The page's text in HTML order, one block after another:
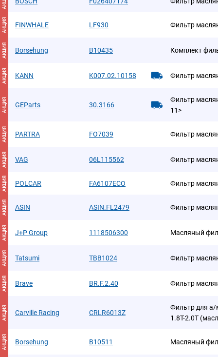
АКЦИЯ FINWHALE LF930 Фильтр
АКЦИЯ Borsehung B10435 Комплект
АКЦИЯ KANN K007.02.10158 Фильтр
АКЦИЯ GEParts 30.3166
Фильтр
11>
АКЦИЯ PARTRA FO7039 Фильтр
АКЦИЯ VAG 06L115562 Фильтр
АКЦИЯ POLCAR FA6107ECO Фильтр
АКЦИЯ ASIN ASIN.FL2479 Фильтр
АКЦИЯ J+P Group 1118506300 Масляный
АКЦИЯ Tatsumi TBB1024 Фильтр
АКЦИЯ Brave BR.F.2.40 Фильтр
АКЦИЯ Carville Racing CRLR6013Z
Фильтр для а/
1.8T-2.0T
АКЦИЯ Borsehung B10511 Масляный